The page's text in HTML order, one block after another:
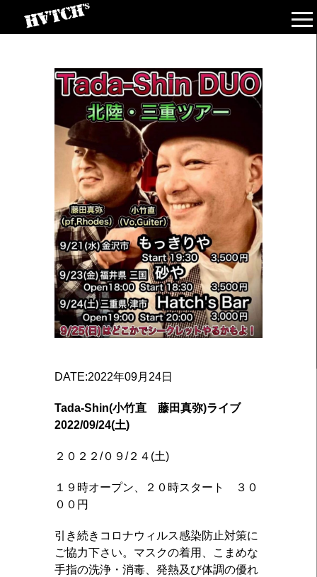
DATE:2022年09月24日
Tada-Shin(小竹直 藤田真弥)ライブ
2022/09/24(土)
２０２２/０９/２４(土)
１９時オープン、２０時スタート ３０
００円
引き続きコロナウィルス感染防止対策に
ご協力下さい。マスクの着用、こまめな
手指の洗浄・消毒、発熱及び体調の優れ